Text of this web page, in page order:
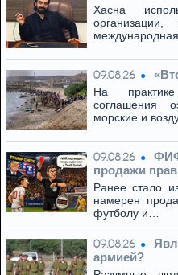
Хасна
09.08.26
На практике
соглашения
морские и
09.08.26
продажи
Ранее стало
намерен
футболу и…
09.08.26
армией?